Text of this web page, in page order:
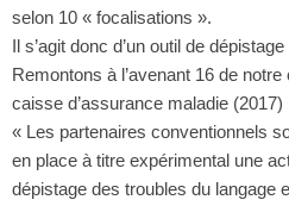
selon 10 « focalisations ».
Il s’agit donc d’un outil de
Remontons à l’avenant 16 de
caisse d’assurance maladie (2017)
« Les partenaires conventionnels
en place à titre expérimental une
dépistage des troubles du langage